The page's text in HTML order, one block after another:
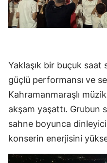
Yaklaşık bir buçuk saat
güçlü performansı ve
Kahramanmaraşlı
akşam yaşattı. Grubun
sahne boyunca
konserin enerjisini